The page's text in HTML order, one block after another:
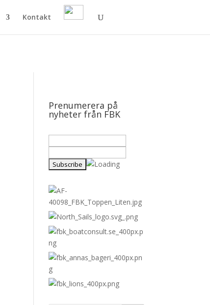
Kontakt
Prenumerera på
nyheter från FBK